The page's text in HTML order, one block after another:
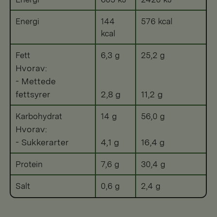
Energi
144
kcal
576 kcal
Fett
Hvorav:
- Mettede
fettsyrer
6,3 g
2,8 g
25,2 g
11,2 g
Karbohydrat
Hvorav:
- Sukkerarter
14 g
4,1 g
56,0 g
16,4 g
Protein 7,6 g 30,4 g
Salt 0,6 g 2,4 g